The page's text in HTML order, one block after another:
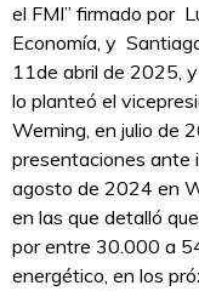
el FMI” firmado por
Economía, y
11de abril de 2025,
lo planteó el
Werning, en julio de
presentaciones ante
agosto de 2024 en
en las que detalló
por entre 30.000 a
energético, en los